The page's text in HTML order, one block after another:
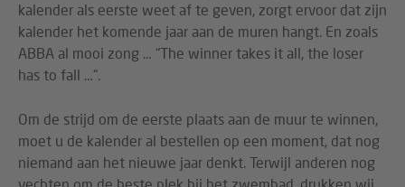
kalender als eerste weet af te geven, zorgt ervoor dat zijn
kalender het komende jaar aan de muren hangt. En zoals
ABBA al mooi zong … “The winner takes it all, the loser
has to fall …“.
Om de strijd om de eerste plaats aan de muur te winnen,
moet u de kalender al bestellen op een moment, dat nog
niemand aan het nieuwe jaar denkt. Terwijl anderen nog